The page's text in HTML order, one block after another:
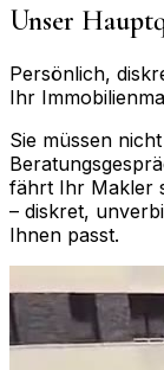
Unser
Persönlich,
Ihr
Sie müssen
fährt Ihr Makler
– diskret,
Ihnen passt.